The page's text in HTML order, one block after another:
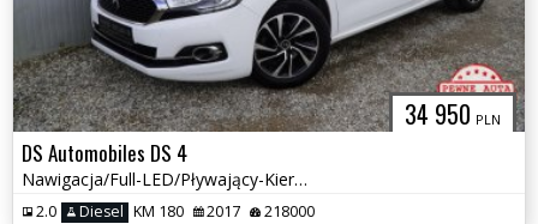
34 950 PLN
DS Automobiles DS 4
Nawigacja/Full-LED/Pływający-Kierunek/Pół-Skóra/Tempomat/Bogaty
2.0 Diesel KM 180 2017 218000